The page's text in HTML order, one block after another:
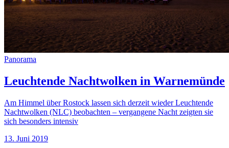
Panorama
Leuchtende Nachtwolken in Warnemünde
Am Himmel über Rostock lassen sich derzeit wieder Leuchtende
Nachtwolken (NLC) beobachten – vergangene Nacht zeigten sie
sich besonders intensiv
13. Juni 2019